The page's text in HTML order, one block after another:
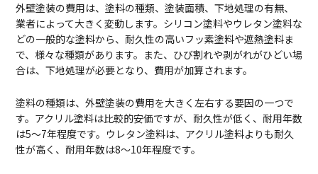
外壁塗装の費用は、塗料の種類、塗装面積、下地処理の有無、
業者によって大きく変動します。シリコン塗料やウレタン塗料な
どの一般的な塗料から、耐久性の高いフッ素塗料や遮熱塗料ま
で、様々な種類があります。また、ひび割れや剥がれがひどい場
合は、下地処理が必要となり、費用が加算されます。
塗料の種類は、外壁塗装の費用を大きく左右する要因の一つで
す。アクリル塗料は比較的安価ですが、耐久性が低く、耐用年数
は5～7年程度です。ウレタン塗料は、アクリル塗料よりも耐久
性が高く、耐用年数は8～10年程度です。